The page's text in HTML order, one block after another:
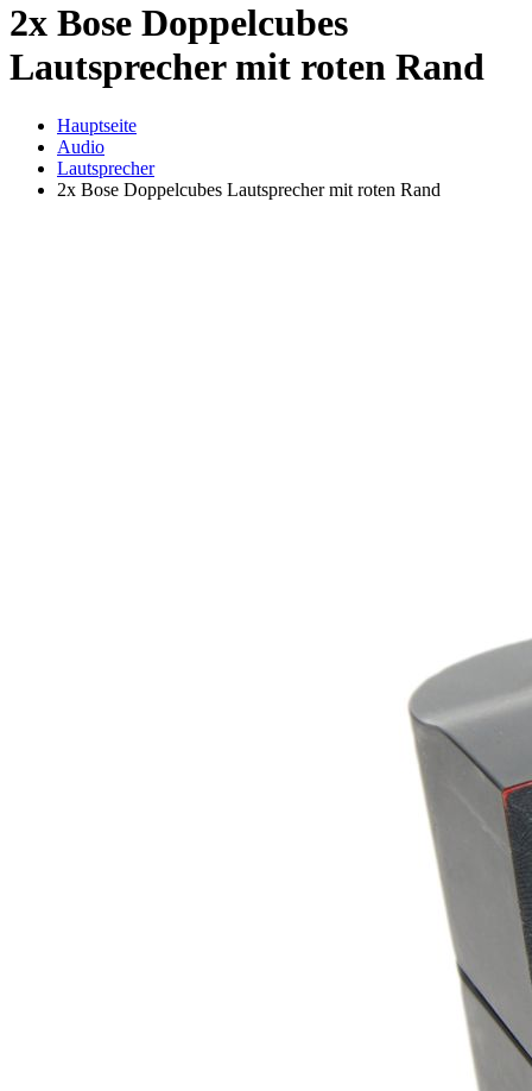
2x Bose Doppelcubes
Lautsprecher mit roten Rand
Hauptseite
Audio
Lautsprecher
2x Bose Doppelcubes Lautsprecher mit roten Rand